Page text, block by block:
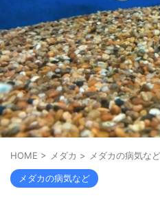
HOME > メダカ > メダカの病気など
メダカの病気など